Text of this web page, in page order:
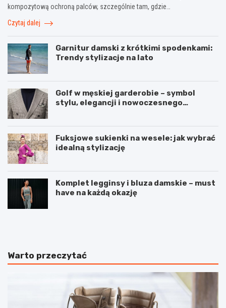
kompozytową ochroną palców, szczególnie tam, gdzie…
Czytaj dalej
Garnitur damski z krótkimi spodenkami:
Trendy stylizacje na lato
Golf w męskiej garderobie – symbol
stylu, elegancji i nowoczesnego
Fuksjowe sukienki na wesele: jak wybrać
idealną stylizację
Komplet legginsy i bluza damskie – must
have na każdą okazję
P
n
g
Z
a
i
Warto przeczytać